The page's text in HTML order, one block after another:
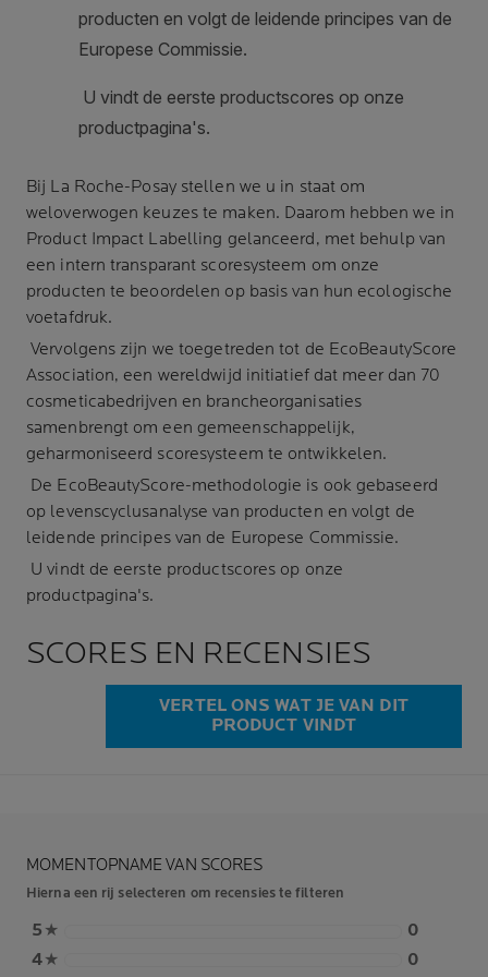
Bij La Roche-Posaystellen we u in staat om
weloverwogen keuzes te maken. Daarom hebben we in
Product Impact Labelling gelanceerd, met behulp van
een intern transparant scoresysteem om onze
producten te beoordelen op basis van hun ecologische
voetafdruk.
Vervolgens zijn we toegetreden tot de EcoBeautyScore
Association, een wereldwijd initiatief dat meer dan 70
cosmeticabedrijven en brancheorganisaties
samenbrengt om een gemeenschappelijk,
geharmoniseerd scoresysteem te ontwikkelen.
De EcoBeautyScore-methodologie is ook gebaseerd
op levenscyclusanalyse van producten en volgt de
leidende principes van de Europese Commissie.
U vindt de eerste productscores op onze
productpagina's.
SCORES EN RECENSIES
VERTEL ONS WAT JE VAN DIT
PRODUCT VINDT
MOMENTOPNAME VAN SCORES
Hierna een rij selecteren om recensies te filteren
5 ★
0
4★
0